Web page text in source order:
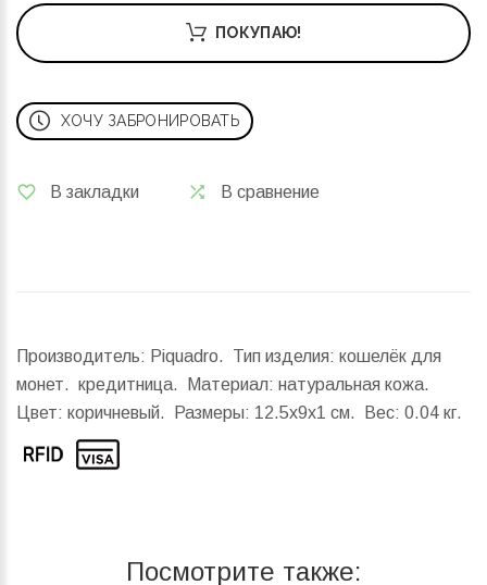
ПОКУПАЮ!
ХОЧУ ЗАБРОНИРОВАТЬ
В закладки В сравнение
Производитель: Piquadro. Тип изделия: кошелёк для
монет. кредитница. Материал: натуральная кожа.
Цвет: коричневый.
Размеры: 12.5x9x1 см. Вес: 0.04 кг.
Посмотрите также: